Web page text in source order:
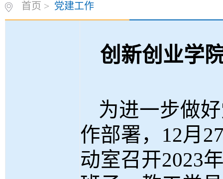
首页 > 党建工作
创新创业学
为进一步做
作部署， 12月
动室召开2023